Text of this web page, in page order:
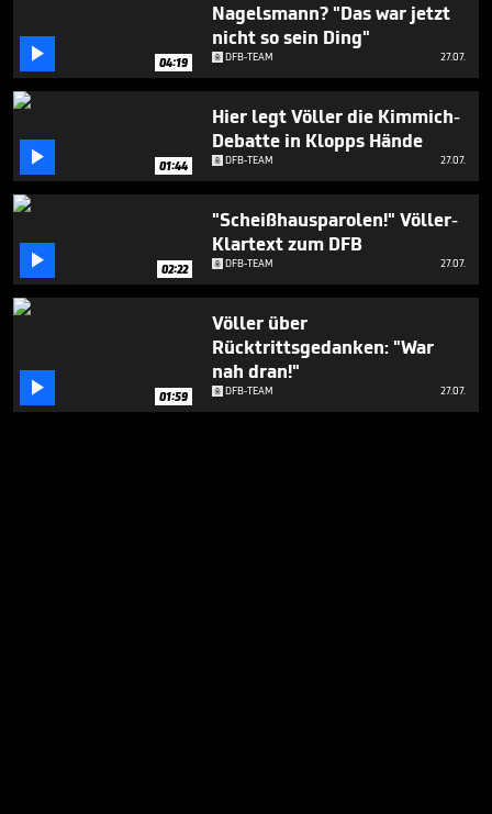
 04:19
Nagelsmann? "Das war jetzt
nicht so sein Ding"
DFB-TEAM 27.07.
 01:44
Hier legt Völler die Kimmich-
Debatte in Klopps Hände
DFB-TEAM 27.07.
 02:22
"Scheißhausparolen!" Völler-
Klartext zum DFB
DFB-TEAM 27.07.
 01:59
Völler über
Rücktrittsgedanken: "War
nah dran!"
DFB-TEAM 27.07.